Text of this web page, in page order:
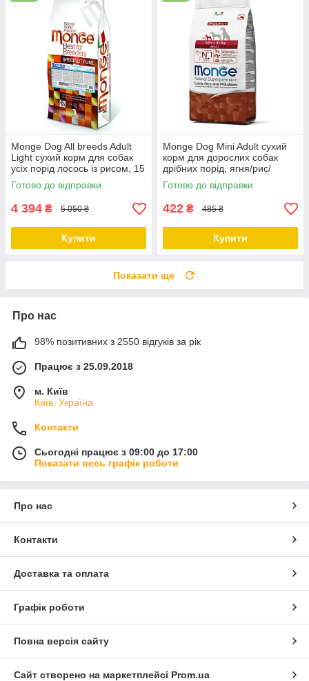
Monge Dog All breeds Adult
Light сухий корм для собак
усіх порід лосось із рисом, 15
КГ
Готово до відправки
4 394 ₴ 5 050 ₴
Купити
Monge Dog Mini Adult сухий
корм для дорослих собак
дрібних порід, ягня/рис/
картопля, 0.8 КГ
Готово до відправки
422 ₴ 485 ₴
Купити
Показати ще
Про нас
98% позитивних з 2550 відгуків за рік
Працює з 25.09.2018
м. Київ
Київ, Україна
Контакти
Сьогодні працює з 09:00 до 17:00
Показати весь графік роботи
Про нас
Контакти
Доставка та оплата
Графік роботи
Повна версія сайту
Сайт створено на маркетплейсі Prom.ua